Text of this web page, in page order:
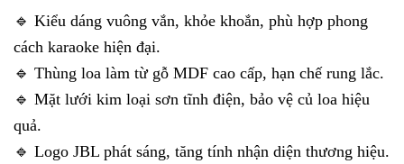
🔹 Kiểu dáng vuông vắn, khỏe khoắn, phù hợp phong
cách karaoke hiện đại.
🔹 Thùng loa làm từ gỗ MDF cao cấp, hạn chế rung lắc.
🔹 Mặt lưới kim loại sơn tĩnh điện, bảo vệ củ loa hiệu
quả.
🔹 Logo JBL phát sáng, tăng tính nhận diện thương hiệu.